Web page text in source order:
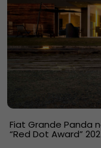
Fiat Grande Panda
“Red Dot Award”